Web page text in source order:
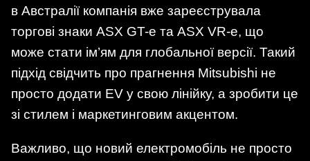
в Австралії компанія вже зареєструвала
торгові знаки ASX GT-e та ASX VR-e, що
може стати ім’ям для глобальної версії. Такий
підхід свідчить про прагнення Mitsubishi не
просто додати EV у свою лінійку, а зробити це
зі стилем і маркетинговим акцентом.
Важливо, що новий електромобіль не просто